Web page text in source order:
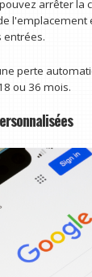
arrêter la
l'emplacement
entrées.
perte
ou 36 mois.